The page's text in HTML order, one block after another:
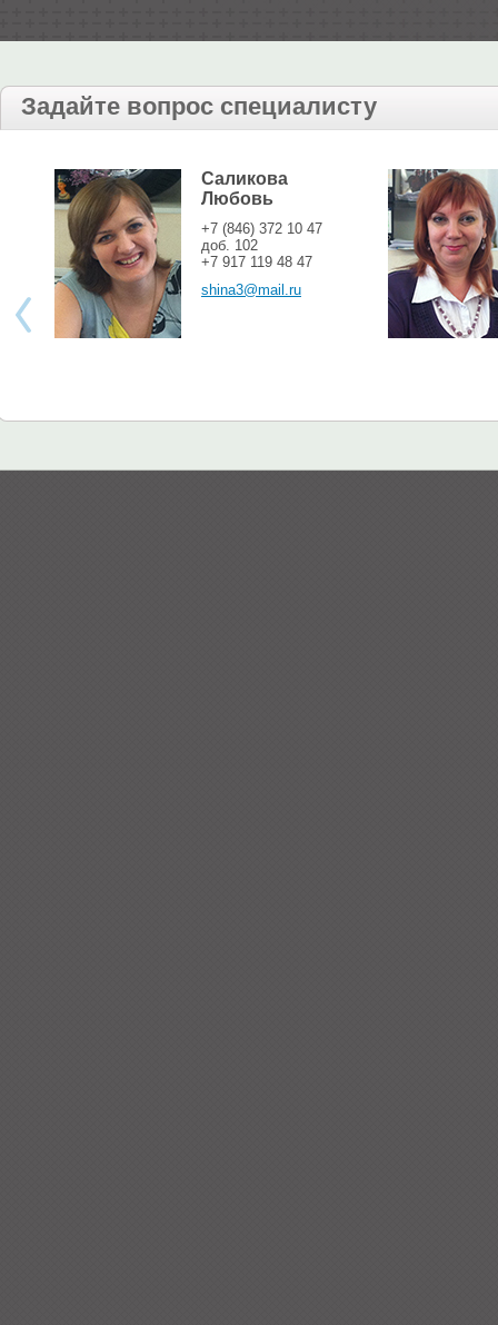
Задайте вопрос специалисту
Саликова
Любовь
+7 (846) 372 10 47
доб. 102
+7 917 119 48 47
shina3@mail.ru